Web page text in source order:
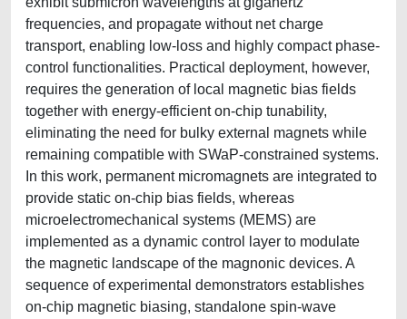
frequencies, and propagate without net charge
transport, enabling low-loss and highly compact phase-
control functionalities. Practical deployment, however,
requires the generation of local magnetic bias fields
together with energy-efficient on-chip tunability,
eliminating the need for bulky external magnets while
remaining compatible with SWaP-constrained systems.
In this work, permanent micromagnets are integrated to
provide static on-chip bias fields, whereas
microelectromechanical systems (MEMS) are
implemented as a dynamic control layer to modulate
the magnetic landscape of the magnonic devices. A
sequence of experimental demonstrators establishes
on-chip magnetic biasing, standalone spin-wave